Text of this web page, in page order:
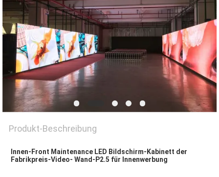
ZITAT
SITEMAP
PRIVACY
POLICY
Produkt-Beschreibung
Innen-Front Maintenance LED Bildschirm-Kabinett der
Fabrikpreis-Video- Wand-P2.5 für Innenwerbung